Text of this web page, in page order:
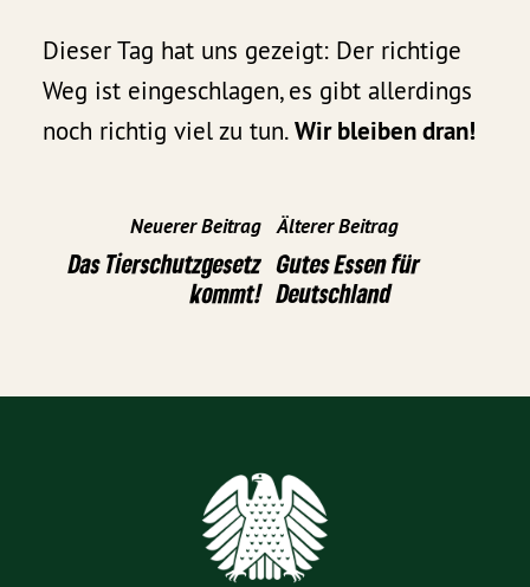
Dieser Tag hat uns gezeigt: Der richtige
Weg ist eingeschlagen, es gibt allerdings
noch richtig viel zu tun.Wir bleiben dran!
Neuerer Beitrag
Das Tierschutzgesetz
kommt!
Älterer Beitrag
Gutes Essen für
Deutschland